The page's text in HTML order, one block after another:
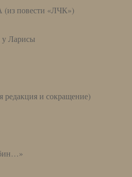
повести «ЛЧК»)
у Ларисы
редакция и сокращение)